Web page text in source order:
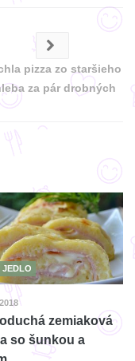
pizza zo staršieho
za pár drobných
JEDLO
zemiaková
so šunkou a